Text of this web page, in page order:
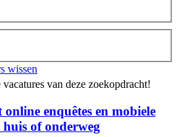
wissen
van deze zoekopdracht!
enquêtes en mobiele
of onderweg